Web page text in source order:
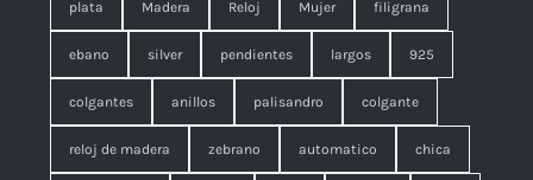
plata Madera Reloj Mujer filigrana
ebano silver pendientes largos 925
colgantes anillos palisandro colgante
reloj de madera zebrano automatico chica